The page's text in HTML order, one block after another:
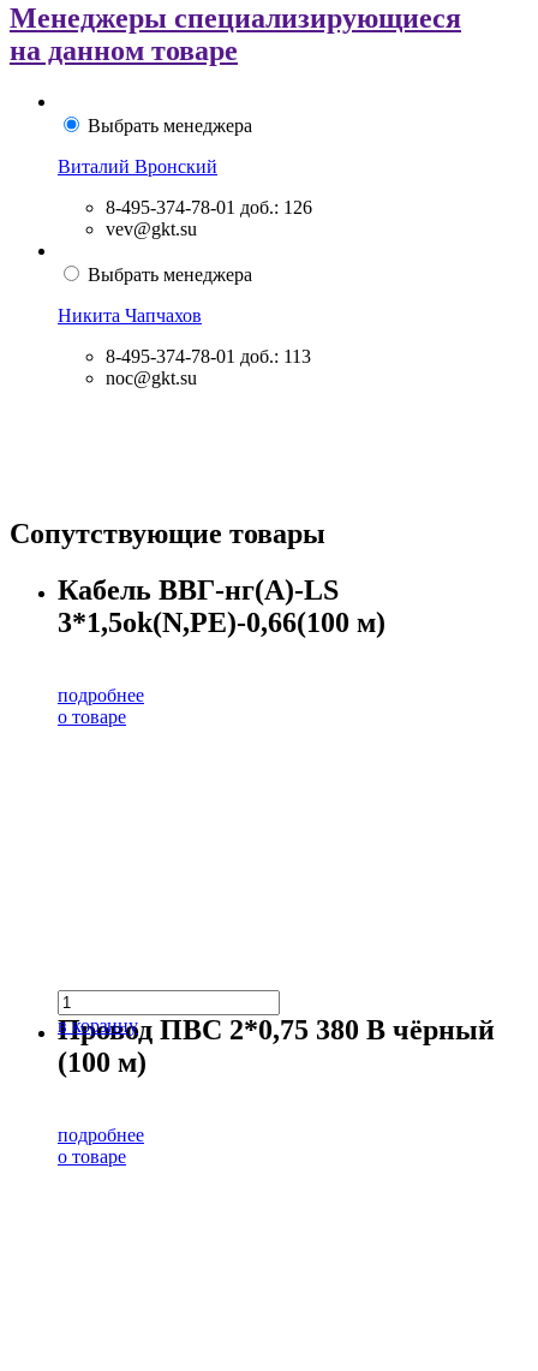
Менеджеры специализирующиеся
на данном товаре
Выбрать менеджера
Виталий Вронский
8-495-374-78-01 доб.: 126
vev@gkt.su
Выбрать менеджера
Никита Чапчахов
8-495-374-78-01 доб.: 113
noc@gkt.su
Сопутствующие товары
Кабель ВВГ-нг(А)-LS
3*1,5ok(N,PE)-0,66(100 м)
подробнее
о товаре
в корзину
Провод ПВС 2*0,75 380 В чёрный
(100 м)
подробнее
о товаре